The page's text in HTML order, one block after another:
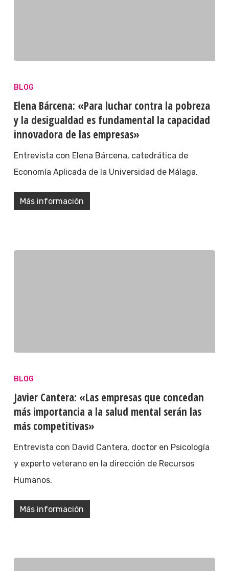
BLOG
Elena Bárcena: «Para luchar contra la pobreza
y la desigualdad es fundamental la capacidad
innovadora de las empresas»
Entrevista con Elena Bárcena, catedrática de
Economía Aplicada de la Universidad de Málaga.
Más información
BLOG
Javier Cantera: «Las empresas que concedan
más importancia a la salud mental serán las
más competitivas»
Entrevista con David Cantera, doctor en Psicología
y experto veterano en la dirección de Recursos
Humanos.
Más información